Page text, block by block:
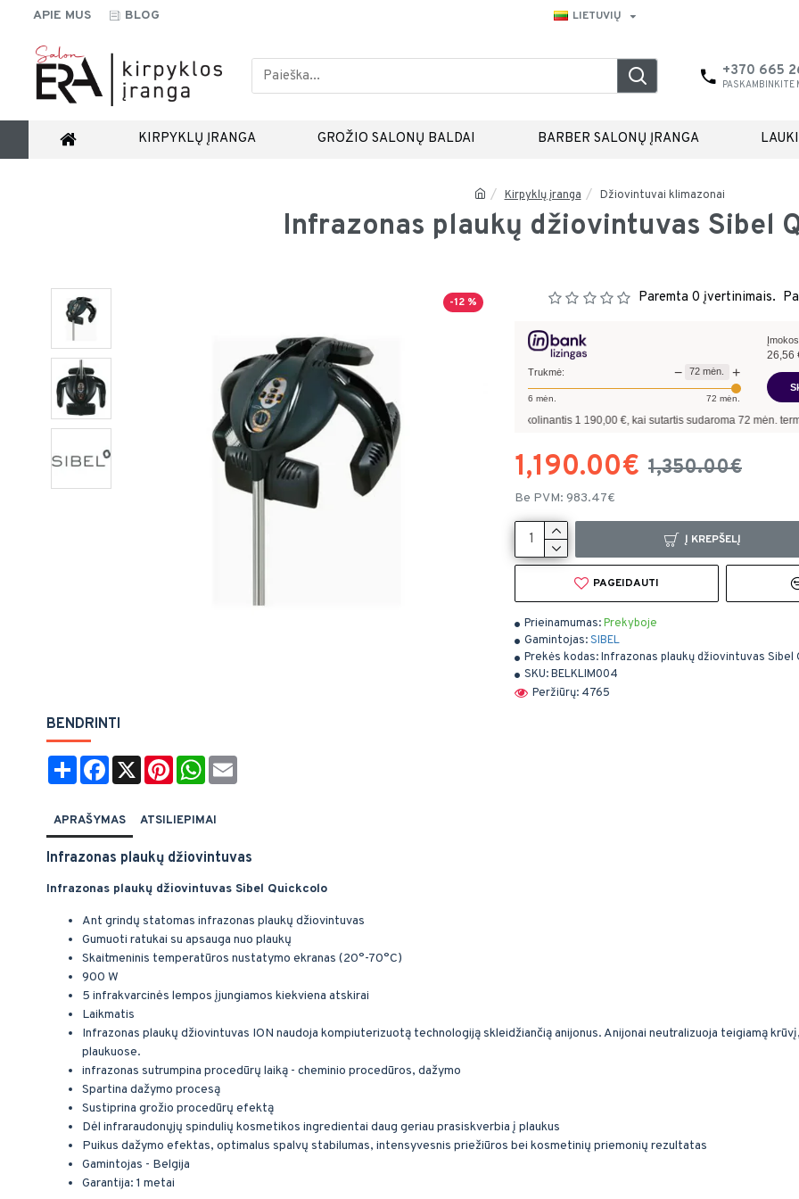
APIE MUS BLOG LIETUVIŲ
+370 665
PASKAMBINKITE
KIRPYKLŲ ĮRANGA GROŽIO SALONŲ BALDAI BARBER SALONŲ ĮRANGA
Kirpyklų įranga Džiovintuvai klimazonai
Infrazonas plaukų džiovintuvas Sibel
-12 %
Prieinamumas:Prekyboje
Gamintojas:SIBEL
Prekės kodas:Infrazonas plaukų džiovintuvas Sibel
SKU:BELKLIM004
Peržiūrų: 4765
Paremta 0 įvertinimais.
1,190.00€ 1,350.00€
Be PVM: 983.47€
Trukmė: − 72 mėn. +
6 mėn. 72 mėn.
26,56
Pavyzdžiui, skolinantis 1 190,00€, kai sutartis sudaroma72mėn. terminui, metinė
Į KREPŠELĮ
PAGEIDAUTI
BENDRINTI
Share Facebook
X PinterestWhatsApp
APRAŠYMAS ATSILIEPIMAI
Infrazonas plaukų džiovintuvas
Infrazonas plaukų džiovintuvas Sibel Quickcolo
Ant grindų statomas infrazonas plaukų džiovintuvas
Gumuoti ratukai su apsauga nuo plaukų
Skaitmeninis temperatūros nustatymo ekranas (20°-70°C)
900 W
5 infrakvarcinės lempos įjungiamos kiekviena atskirai
Laikmatis
Infrazonas plaukų džiovintuvas ION naudoja kompiuterizuotą technologiją skleidžiančią anijonus. Anijonai neutralizuoja teigiamą
plaukuose.
infrazonas sutrumpina procedūrų laiką - cheminio procedūros, dažymo
Spartina dažymo procesą
Sustiprina grožio procedūrų efektą
Dėl infraraudonųjų spindulių kosmetikos ingredientai daug geriau prasiskverbia į plaukus
Puikus dažymo efektas, optimalus spalvų stabilumas, intensyvesnis priežiūros bei kosmetinių priemonių rezultatas
Gamintojas - Belgija
Garantija: 1 metai